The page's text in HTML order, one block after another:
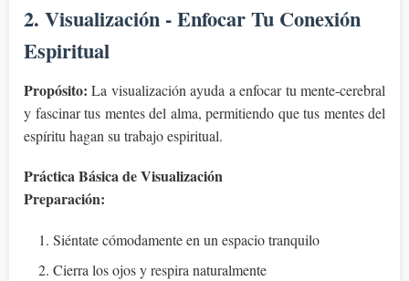
2. Visualización - Enfocar Tu Conexión
Espiritual
Propósito: La visualización ayuda a enfocar tu mente-cerebral
y fascinar tus mentes del alma, permitiendo que tus mentes del
espíritu hagan su trabajo espiritual.
Práctica Básica de Visualización
Preparación:
Siéntate cómodamente en un espacio tranquilo
Cierra los ojos y respira naturalmente